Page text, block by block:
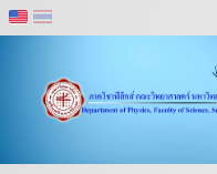
หน้าหลัก